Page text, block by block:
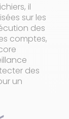
il
sur les
des
comptes,
des
un